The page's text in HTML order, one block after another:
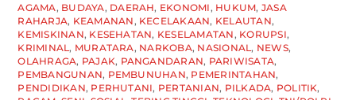
AGAMA, BUDAYA, DAERAH, EKONOMI , HUKUM, JASA
RAHARJA, KEAMANAN , KECELAKAAN, KELAUTAN,
KEMISKINAN, KESEHATAN, KESELAMATAN , KORUPSI,
KRIMINAL , MURATARA, NARKOBA, NASIONAL , NEWS,
OLAHRAGA, PAJAK, PANGANDARAN, PARIWISATA,
PEMBANGUNAN, PEMBUNUHAN, PEMERINTAHAN,
PENDIDIKAN, PERHUTANI, PERTANIAN, PILKADA, POLITIK,